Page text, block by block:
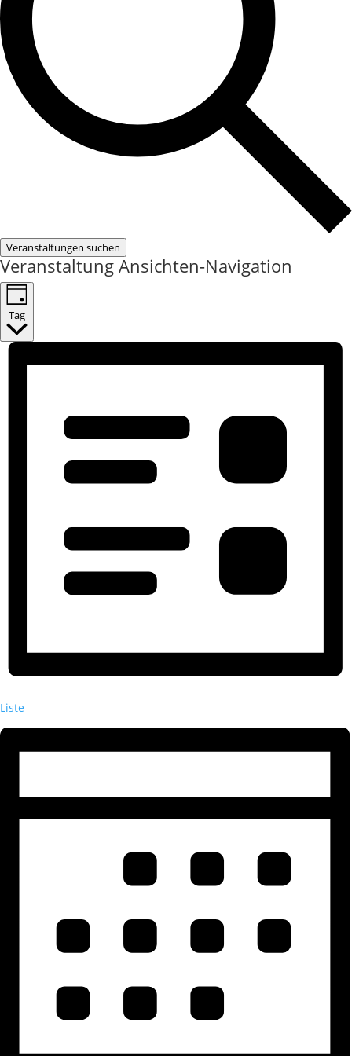
Veranstaltungen suchen
Veranstaltung Ansichten-Navigation
Tag
Liste